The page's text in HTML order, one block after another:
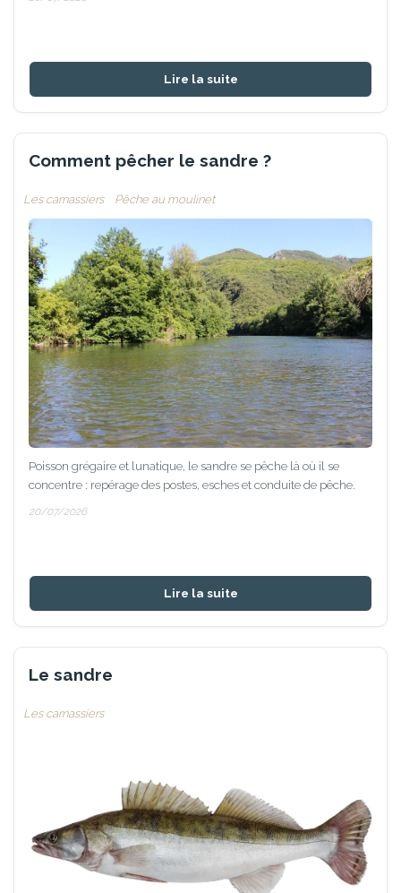
Lire la suite
Comment pêcher le sandre ?
Les carnassiers Pêche au moulinet
Poisson grégaire et lunatique, le sandre se pêche là où il se
concentre : repérage des postes, esches et conduite de pêche.
20/07/2026
Lire la suite
Le sandre
Les carnassiers